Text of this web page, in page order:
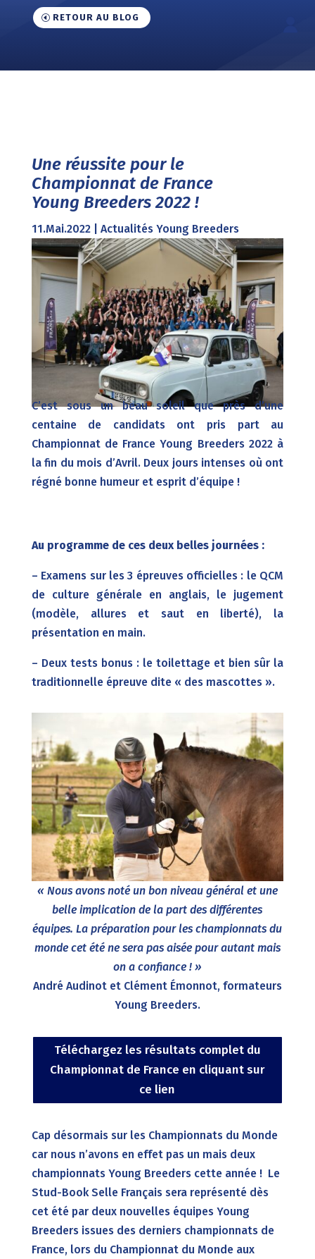
RETOUR AU BLOG
Une réussite pour le
Championnat de France
Young Breeders 2022 !
11.Mai.2022| Actualités Young Breeders
C’est sous un beau soleil que près d’une
centaine de candidats ont pris part au
Championnat de France Young Breeders 2022 à
la fin du mois d’Avril. Deux jours intenses où ont
régné bonne humeur et esprit d’équipe !
Au programme de ces deux belles journées :
– Examens sur les 3 épreuves officielles : le QCM
de culture générale en anglais, le jugement
(modèle, allures et saut en liberté), la
présentation en main.
– Deux tests bonus : le toilettage et bien sûr la
traditionnelle épreuve dite « des mascottes ».
« Nous avons noté un bon niveau général et une
belle implication de la part des différentes
équipes. La préparation pour les championnats du
monde cet été ne sera pas aisée pour autant mais
on a confiance ! »
André Audinot et Clément Émonnot, formateurs
Young Breeders.
Téléchargez les résultats complet du
Championnat de France en cliquant sur
ce lien
Cap désormais sur les Championnats du Monde
car nous n’avons en effet pas un mais deux
championnats Young Breeders cette année ! Le
Stud-Book Selle Français sera représenté dès
cet été par deux nouvelles équipes Young
Breeders issues des derniers championnats de
France, lors du Championnat du Monde aux